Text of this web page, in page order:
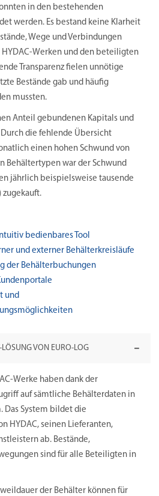
in den bestehenden
werden. Es bestand keine Klarheit
Wege und Verbindungen
Werken und den beteiligten
Transparenz fielen unnötige
Bestände gab und häufig
mussten.
Anteil gebundenen Kapitals und
die fehlende Übersicht
einen hohen Schwund von
Behältertypen war der Schwund
jährlich beispielsweise tausende
zugekauft.
bedienbares Tool
und externer Behälterkreisläufe
der Behälterbuchungen
und
VON EURO-LOG
Werke haben dank der
auf sämtliche Behälterdaten in
Das System bildet die
HYDAC, seinen Lieferanten,
ab. Bestände,
sind für alle Beteiligten in
der Behälter können für